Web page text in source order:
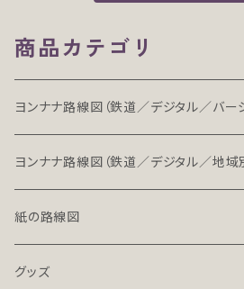
商品カテゴリ
ヨンナナ路線図（鉄道／デジタル／バー
LT（ライト）
LT-NC（ライト／ノンクレジット版）
PRO（プロ）
ヨンナナ路線図（鉄道／デジタル／地域
北海道・東北地方の鉄道（デジタル）
関東地方の鉄道（デジタル）
紙の路線図
鉄道路線図
グッズ